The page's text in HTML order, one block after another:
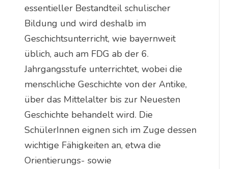
essentieller Bestandteil schulischer
Bildung und wird deshalb im
Geschichtsunterricht, wie bayernweit
üblich, auch am FDG ab der 6.
Jahrgangsstufe unterrichtet, wobei die
menschliche Geschichte von der Antike,
über das Mittelalter bis zur Neuesten
Geschichte behandelt wird. Die
SchülerInnen eignen sich im Zuge dessen
wichtige Fähigkeiten an, etwa die
Orientierungs- sowie